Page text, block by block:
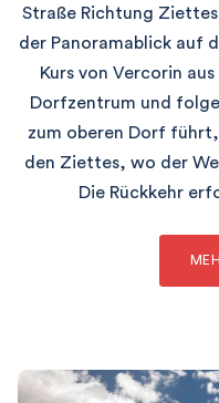
Straße Richtung
der Panoramablick auf
Kurs von Vercorin
Dorfzentrum und
zum oberen Dorf
den Ziettes, wo der
Die Rückkehr